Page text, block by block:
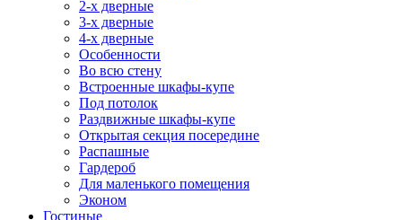
2-х дверные
3-х дверные
4-х дверные
Особенности
Во всю стену
Встроенные шкафы-купе
Под потолок
Раздвижные шкафы-купе
Открытая секция посередине
Распашные
Гардероб
Для маленького помещения
Эконом
Гостиные